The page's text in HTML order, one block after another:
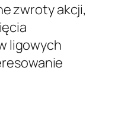
zwroty akcji,
ligowych